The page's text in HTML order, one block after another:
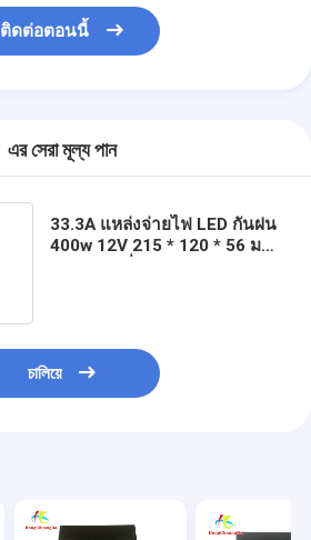
ติดต่อตอนนี้
এর সেরা মূল্য পান
33.3A แหล่งจ่ายไฟ LED กันฝน
400w 12V 215 * 120 * 56 มม.
চালিয়ে